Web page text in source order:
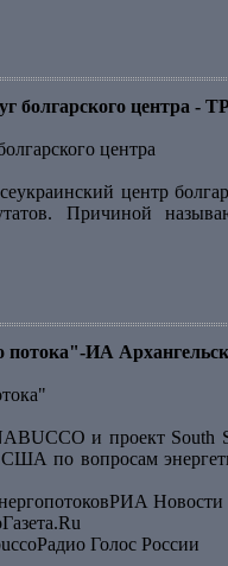
болгарского центра
центра
центр
Причиной
ИА
и проект
по вопросам
Новости
Голос России